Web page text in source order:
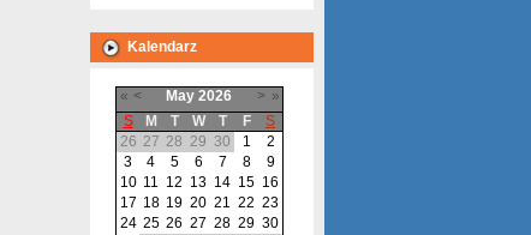
Gospodarstwo Rolne i
Agroturystyczne \"Astra\"
Kalendarz
« < May 2026 > »
S
M T W T F
S
26 27 28 29 30 1
2
3
4 5 6 7 8
9
10 11 12 13 14 15 16
17 18 19 20 21 22 23
24 25 26 27 28 29 30